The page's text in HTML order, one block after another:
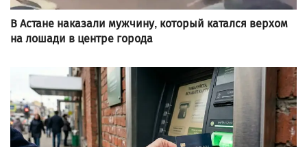
В Астане наказали мужчину, который катался верхом
на лошади в центре города